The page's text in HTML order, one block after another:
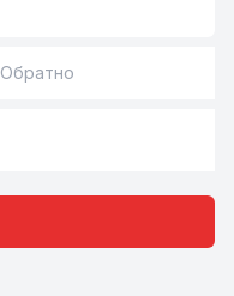
Обратно